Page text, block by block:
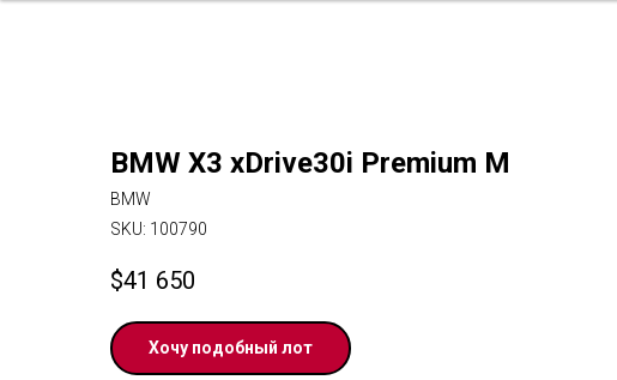
BMW X3 xDrive30i Premium M
BMW
SKU: 100790
$41 650
Хочу подобный лот